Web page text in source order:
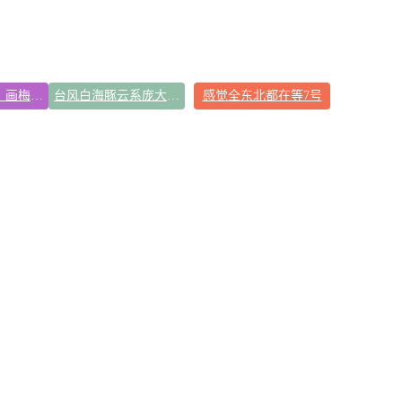
画像师林宇辉：画梅姨7年 想亲眼看看 台风白海豚云系庞大面积堪比东三省 感觉全东北都在等7号